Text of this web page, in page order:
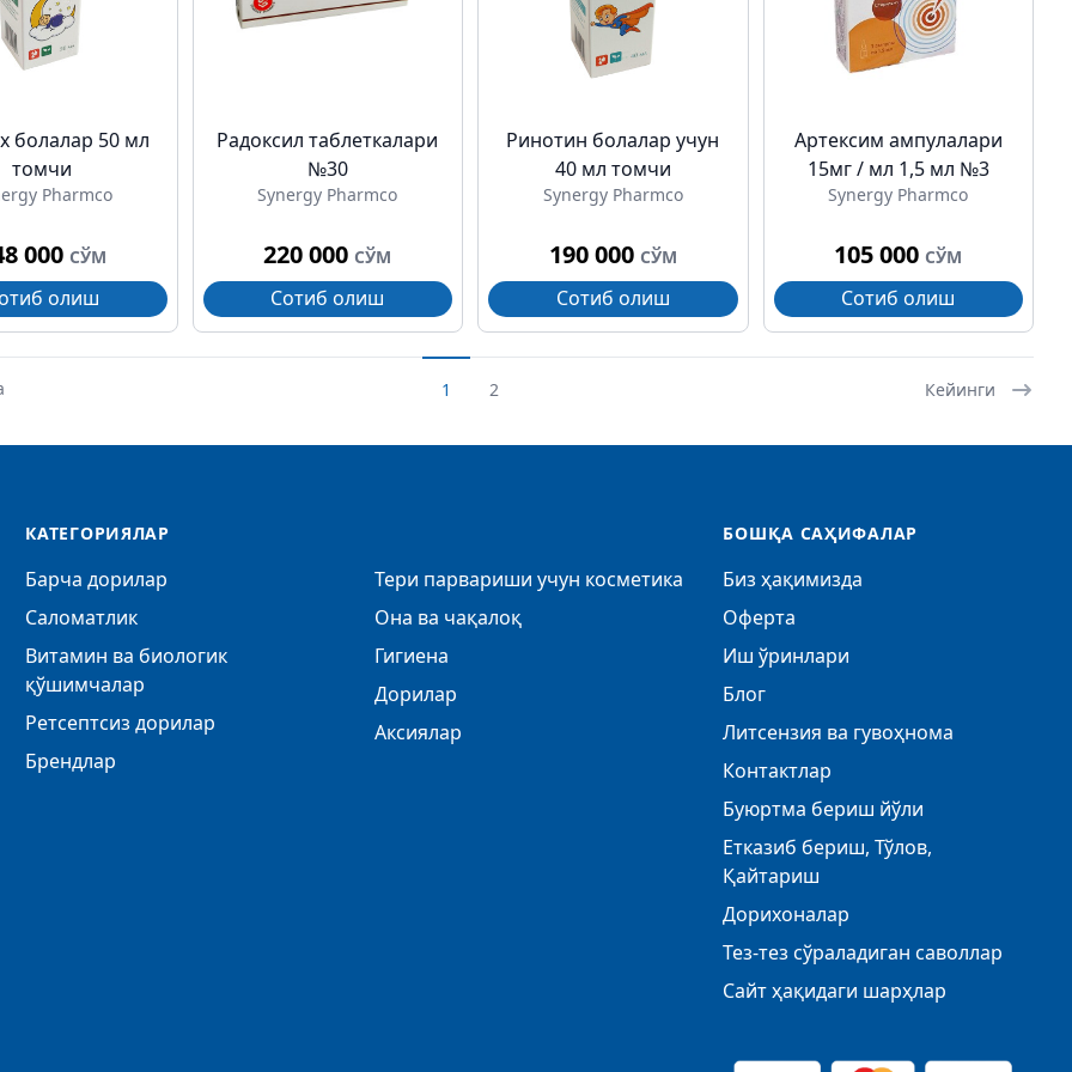
болалар 50 мл
томчи
Pharmco
000 СЎМ
олиш
Радоксил таблеткалари
№30
Synergy Pharmco
220 000 СЎМ
Сотиб олиш
Ринотин болалар учун
40 мл томчи
Synergy Pharmco
190 000 СЎМ
Сотиб олиш
Артексим ампулалари
15мг / мл 1,5 мл №3
Synergy Pharmco
105 000 СЎМ
Сотиб олиш
1 2 Кейинги
КАТЕГОРИЯЛАР
Барча дорилар
Саломатлик
Витамин ва биологик
қўшимчалар
Ретсептсиз дорилар
Брендлар
Тери парвариши учун косметика
Она ва чақалоқ
Гигиена
Дорилар
Аксиялар
БОШҚА САҲИФАЛАР
Биз ҳақимизда
Оферта
Иш ўринлари
Блог
Литсензия ва гувоҳнома
Контактлар
Буюртма бериш йўли
Етказиб бериш, Тўлов,
Қайтариш
Дорихоналар
Тез-тез сўраладиган саволлар
Сайт ҳақидаги шарҳлар